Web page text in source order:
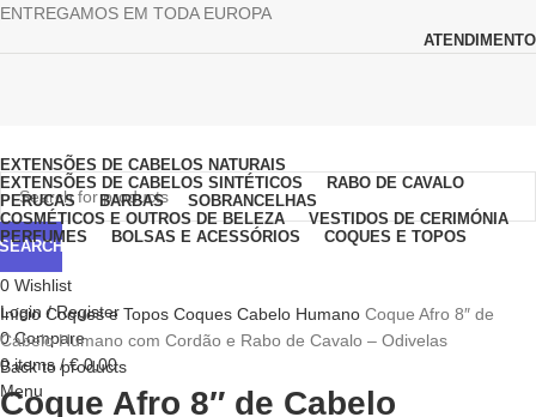
ENTREGAMOS EM TODA EUROPA
ATENDIMENTO
SEARCH
0 Wishlist
Login / Register
0 Compare
0items / €0,00
Menu
EXTENSÕES DE CABELOS NATURAIS
EXTENSÕES DE CABELOS SINTÉTICOS
RABO DE CAVALO
PERUCAS
BARBAS
SOBRANCELHAS
COSMÉTICOS E OUTROS DE BELEZA
VESTIDOS DE CERIMÓNIA
PERFUMES
BOLSAS E ACESSÓRIOS COQUES E TOPOS
Click to enlarge
Início Coques e Topos Coques Cabelo Humano Coque Afro 8″ de
Cabelo Humano com Cordão e Rabo de Cavalo – Odivelas
Back to products
Coque Afro 8″ de Cabelo